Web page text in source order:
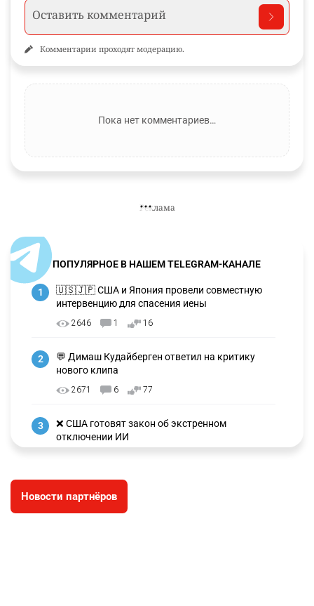
Комментарии проходят модерацию.
Пока нет комментариев…
ПОПУЛЯРНОЕ В НАШЕМ TELEGRAM-КАНАЛЕ
1
🇺🇸🇯🇵 США и Япония провели совместную
интервенцию для спасения иены
2646 1 16
2
💬 Димаш Кудайберген ответил на критику
нового клипа
2671 6 77
3
❌ США готовят закон об экстренном
отключении ИИ
4
✍️ СОР и СОЧ не будут проводить в начальных
классах с 1 сентября. Чем их заменят?
Новости партнёров